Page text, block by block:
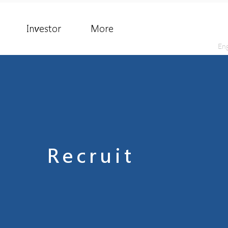
Investor More
Recruit